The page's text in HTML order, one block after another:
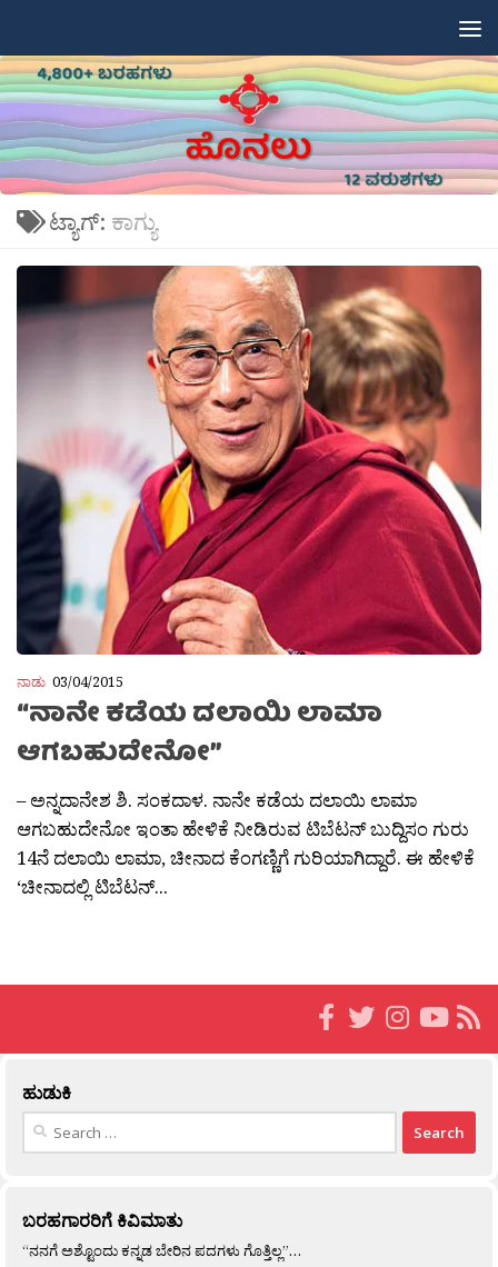
ಟ್ಯಾಗ್: ಕಾಗ್ಯು
ನಾಡು 03/04/2015
“ನಾನೇ ಕಡೆಯ ದಲಾಯಿ ಲಾಮಾ
ಆಗಬಹುದೇನೋ”
– ಅನ್ನದಾನೇಶ ಶಿ. ಸಂಕದಾಳ. ನಾನೇ ಕಡೆಯ ದಲಾಯಿ ಲಾಮಾ
ಆಗಬಹುದೇನೋ ಇಂತಾ ಹೇಳಿಕೆ ನೀಡಿರುವ ಟಿಬೆಟನ್ ಬುದ್ದಿಸಂ ಗುರು
14ನೆ ದಲಾಯಿ ಲಾಮಾ, ಚೀನಾದ ಕೆಂಗಣ್ಣಿಗೆ ಗುರಿಯಾಗಿದ್ದಾರೆ. ಈ ಹೇಳಿಕೆ
‘ಚೀನಾದಲ್ಲಿ ಟಿಬೆಟನ್...
ಹುಡುಕಿ
Search
ಬರಹಗಾರರಿಗೆ ಕಿವಿಮಾತು
“ನನಗೆ ಅಶ್ಟೊಂದು ಕನ್ನಡ ಬೇರಿನ ಪದಗಳು ಗೊತ್ತಿಲ್ಲ”…